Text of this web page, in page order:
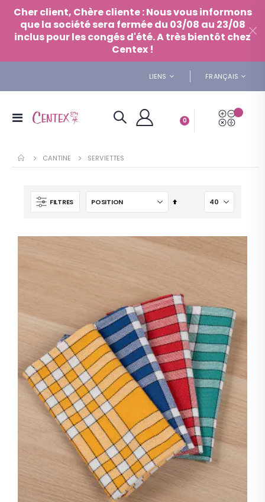
Cher client, Chère cliente : Nous vous informons
que la société sera fermée du 03/08 au 23/08
inclus pour les congés d'été. A très bientôt chez
Centex !
LIENS LANGUE
FRANÇAIS
Basculer
Panier
0articles Mon
CANTINE SERVIETTES
FILTRES
Par
Panneau de gestion des cookies